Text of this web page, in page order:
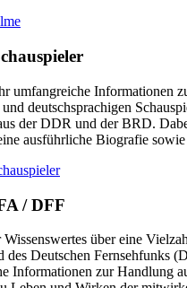
umfangreiche Informationen
deutschsprachigen
der DDR und der BRD.
ausführliche Biografie
/ DFF
über eine
des Deutschen Fernsehfunks
Informationen zur Handlung